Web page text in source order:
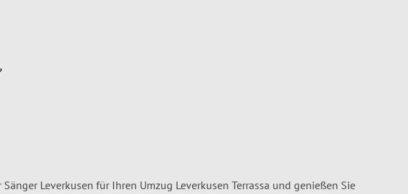
Leverkusen für Ihren Umzug Leverkusen Terrassa und genießen Sie